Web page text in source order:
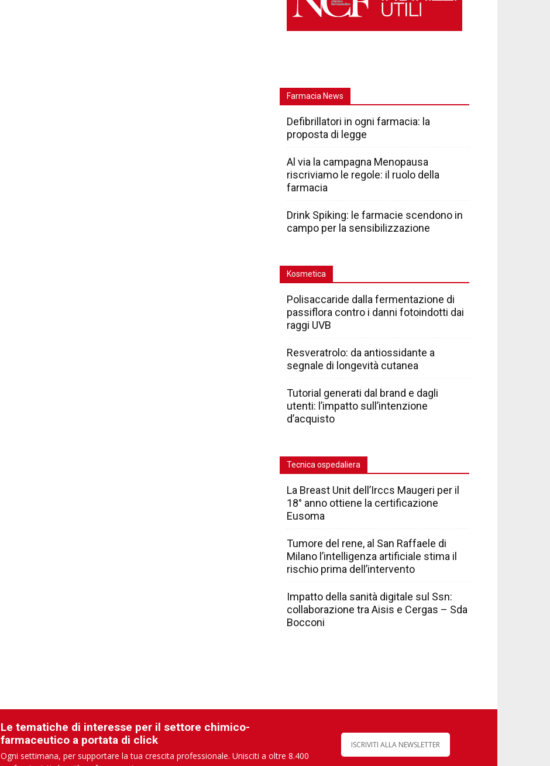
Farmacia News
Defibrillatori in ogni farmacia: la
proposta di legge
Al via la campagna Menopausa
riscriviamo le regole: il ruolo della
farmacia
Drink Spiking: le farmacie scendono in
campo per la sensibilizzazione
Kosmetica
Polisaccaride dalla fermentazione di
passiflora contro i danni fotoindotti dai
raggi UVB
Resveratrolo: da antiossidante a
segnale di longevità cutanea
Tutorial generati dal brand e dagli
utenti: l’impatto sull’intenzione
d’acquisto
Tecnica ospedaliera
La Breast Unit dell’Irccs Maugeri per il
18° anno ottiene la certificazione
Eusoma
Tumore del rene, al San Raffaele di
Milano l’intelligenza artificiale stima il
rischio prima dell’intervento
Impatto della sanità digitale sul Ssn:
collaborazione tra Aisis e Cergas – Sda
Bocconi
Le tematiche di interesse per il settore chimico-
farmaceutico a portata di click
Ogni settimana, per supportare la tua crescita professionale. Unisciti a oltre 8.400
ISCRIVITI ALLA NEWSLETTER